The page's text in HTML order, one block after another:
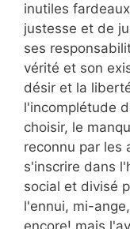
inutiles
justesse et de
ses
vérité et son
désir et la
l'incomplétude
choisir, le
reconnu par les
s'inscrire dans
social et divisé
l'ennui, mi-